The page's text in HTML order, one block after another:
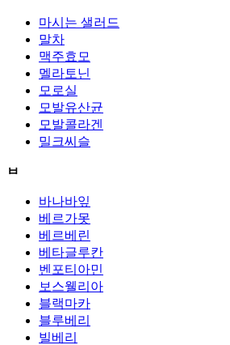
마시는 샐러드
말차
맥주효모
멜라토닌
모로실
모발유산균
모발콜라겐
밀크씨슬
ㅂ
바나바잎
베르가못
베르베린
베타글루칸
벤포티아민
보스웰리아
블랙마카
블루베리
빌베리